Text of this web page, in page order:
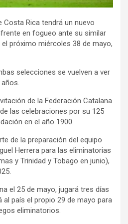
Costa Rica tendrá un nuevo
en fogueo ante su similar
próximo miércoles 38 de mayo,
selecciones se vuelven a ver
de la Federación Catalana
las celebraciones por su 125
en el año 1900.
de la preparación del equipo
Herrera para las eliminatorias
y Trinidad y Tobago en junio),
el 25 de mayo, jugará tres días
al país el propio 29 de mayo para
eliminatorios.